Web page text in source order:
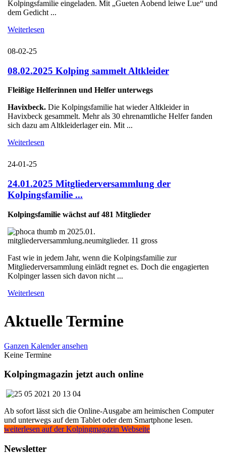
Kolpingsfamilie eingeladen. Mit „Gueten Aobend leiwe Lue“ und
dem Gedicht ...
Weiterlesen
08-02-25
08.02.2025 Kolping sammelt Altkleider
Fleißige Helferinnen und Helfer unterwegs
Havixbeck. Die Kolpingsfamilie hat wieder Altkleider in
Havixbeck gesammelt. Mehr als 30 ehrenamtliche Helfer fanden
sich dazu am Altkleiderlager ein. Mit ...
Weiterlesen
24-01-25
24.01.2025 Mitgliederversammlung der
Kolpingsfamilie ...
Kolpingsfamilie wächst auf 481 Mitglieder
Fast wie in jedem Jahr, wenn die Kolpingsfamilie zur
Mitgliederversammlung einlädt regnet es. Doch die engagierten
Kolpinger lassen sich davon nicht ...
Weiterlesen
Aktuelle Termine
Ganzen Kalender ansehen
Keine Termine
Kolpingmagazin jetzt auch online
Ab sofort lässt sich die Online-Ausgabe am heimischen Computer
und unterwegs auf dem Tablet oder dem Smartphone lesen.
weiterlesen auf der Kolpingmagazin Webseite
Newsletter